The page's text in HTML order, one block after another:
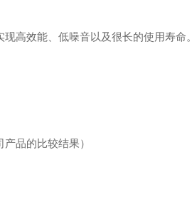
高效能、低噪音以及很长的使用寿命。
品的比较结果）